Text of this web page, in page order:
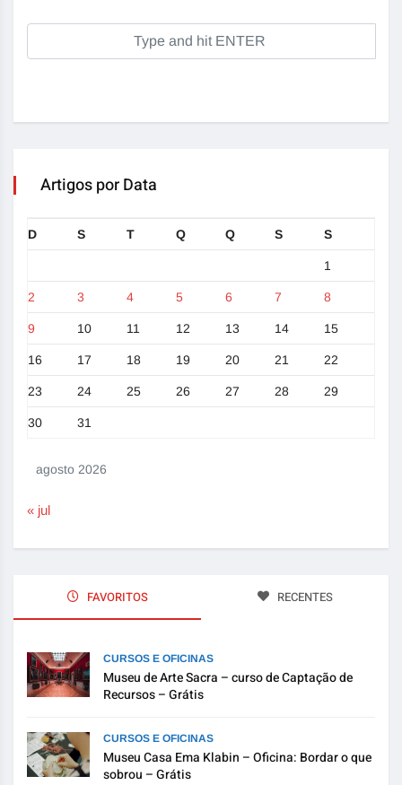
Artigos por Data
agosto 2026
D S T Q Q S S
1
2 3 4 5 6 7 8
9 10 11 12 13 14 15
16 17 18 19 20 21 22
23 24 25 26 27 28 29
30 31
« jul
FAVORITOS RECENTES
CURSOS E OFICINAS
Museu de Arte Sacra – curso de Captação de
Recursos – Grátis
CURSOS E OFICINAS
Museu Casa Ema Klabin – Oficina: Bordar o que
sobrou – Grátis